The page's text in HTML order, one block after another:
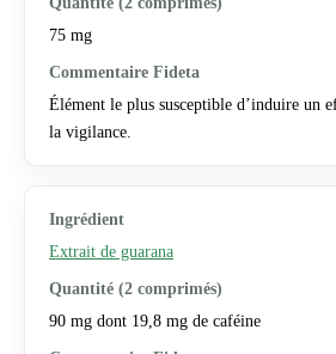
75 mg
Élément le plus susceptible d’induire un
la vigilance.
Extrait de guarana
90 mg dont 19,8 mg de caféine